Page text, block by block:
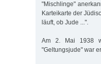
"Mischlinge"
Karteikarte der
läuft, ob Jude ...".
Am 2. Mai 1938
"Geltungsjude" war